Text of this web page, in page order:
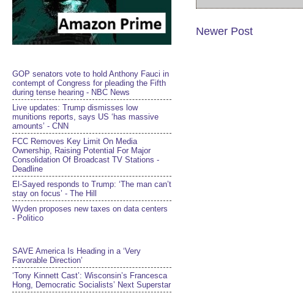
Newer Post
GOP senators vote to hold Anthony Fauci in
contempt of Congress for pleading the Fifth
during tense hearing - NBC News
Live updates: Trump dismisses low
munitions reports, says US ‘has massive
amounts’ - CNN
FCC Removes Key Limit On Media
Ownership, Raising Potential For Major
Consolidation Of Broadcast TV Stations -
Deadline
El-Sayed responds to Trump: ‘The man can’t
stay on focus’ - The Hill
Wyden proposes new taxes on data centers
- Politico
SAVE America Is Heading in a ‘Very
Favorable Direction’
‘Tony Kinnett Cast’: Wisconsin’s Francesca
Hong, Democratic Socialists’ Next Superstar